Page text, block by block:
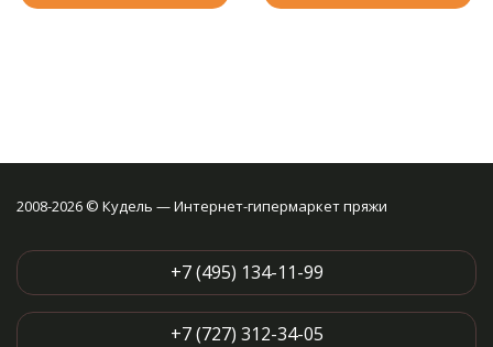
2008-2026 © Кудель — Интернет-гипермаркет пряжи
+7 (495) 134-11-99
+7 (727) 312-34-05